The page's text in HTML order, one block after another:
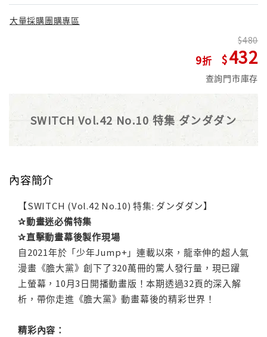
大量採購團購專區
9
480
432
查詢門市庫存
SWITCH Vol.42 No.10 特集 ダンダダン
內容簡介
【SWITCH (Vol.42 No.10) 特集: ダンダダン】
✰動畫迷必備特集
✰直擊動畫幕後製作現場
自2021年於「少年Jump+」連載以來，龍幸伸的超人氣
漫畫《膽大黨》創下了320萬冊的驚人發行量，現已躍
上螢幕，10月3日開播動畫版！本期透過32頁的深入解
析，帶你走進《膽大黨》動畫幕後的精彩世界！
精彩內容：